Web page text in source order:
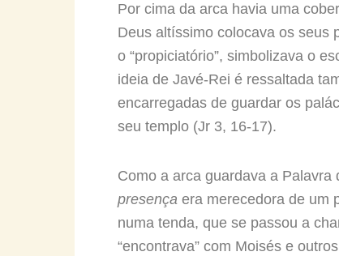
Por cima da arca havia uma
Deus altíssimo colocava os seus
o “propiciatório”, simbolizava o
ideia de Javé-Rei é ressaltada
encarregadas de guardar os
seu templo (Jr 3, 16-17).
Como a arca guardava a
presença era merecedora de um
numa tenda, que se passou a
“encontrava” com Moisés e